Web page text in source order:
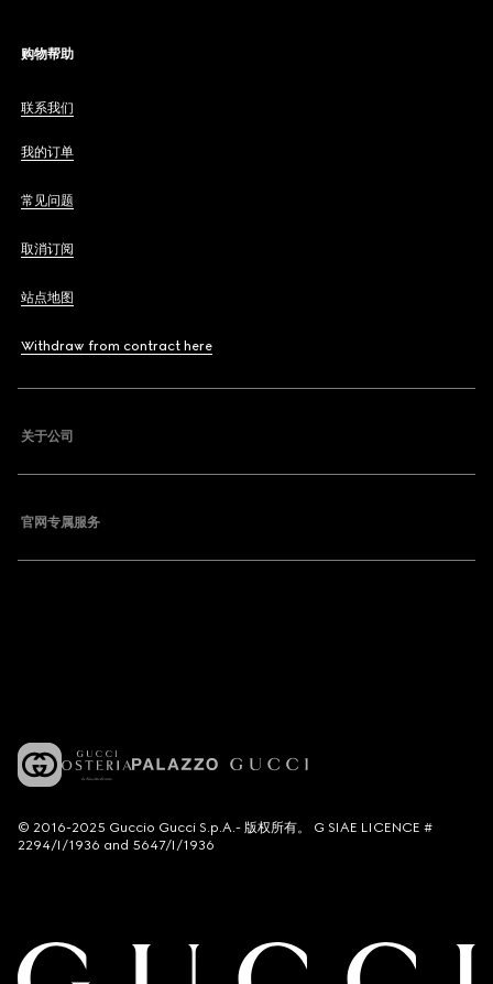
购物帮助
联系我们
我的订单
常见问题
取消订阅
站点地图
Withdraw from contract here
关于公司
官网专属服务
© 2016-2025 Guccio Gucci S.p.A.- 版权所有。 G SIAE LICENCE #
2294/I/1936 and 5647/I/1936